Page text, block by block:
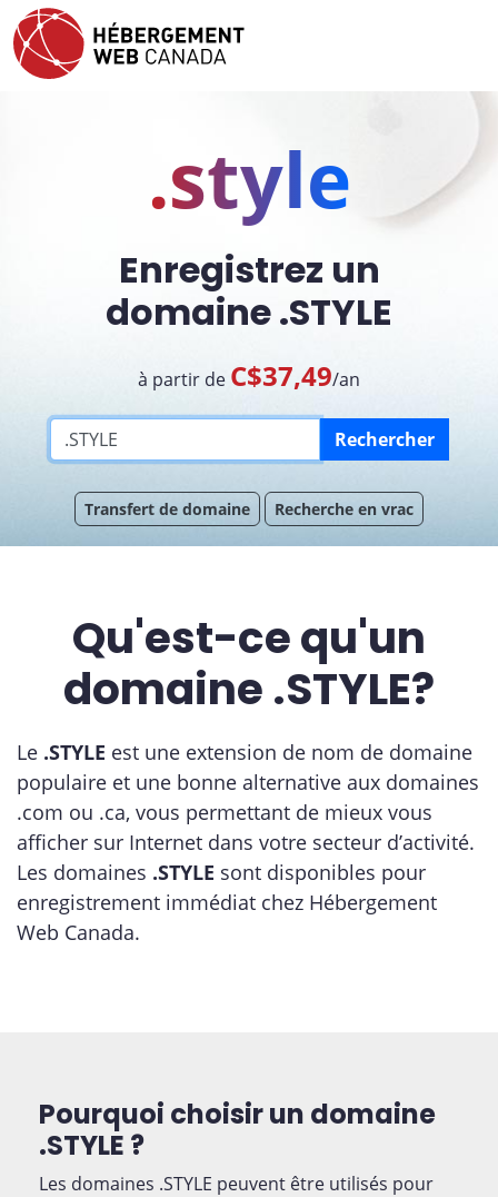
.style
Enregistrez un
domaine .STYLE
à partir de C$37,49/an
Rechercher
Transfert de domaine Recherche en vrac
Qu'est-ce qu'un
domaine .STYLE?
Le .STYLE est une extension de nom de domaine
populaire et une bonne alternative aux domaines
.com ou .ca, vous permettant de mieux vous
afficher sur Internet dans votre secteur d’activité.
Les domaines .STYLE sont disponibles pour
enregistrement immédiat chez Hébergement
Web Canada.
Pourquoi choisir un domaine
.STYLE ?
Les domaines .STYLE peuvent être utilisés pour